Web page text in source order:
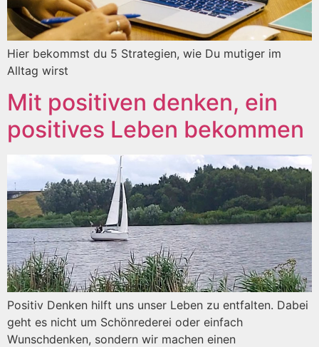
Hier bekommst du 5 Strategien, wie Du mutiger im
Alltag wirst
Mit positiven denken, ein
positives Leben bekommen
Positiv Denken hilft uns unser Leben zu entfalten. Dabei
geht es nicht um Schönrederei oder einfach
Wunschdenken, sondern wir machen einen